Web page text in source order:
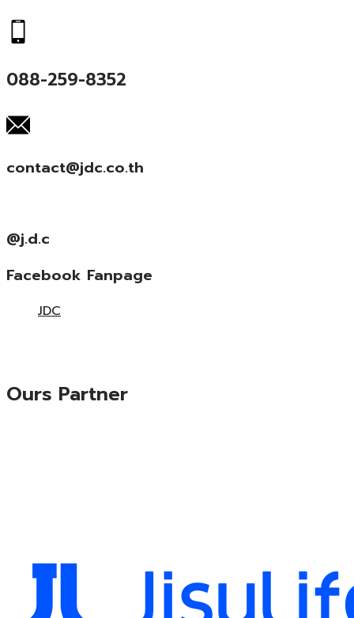
088-259-8352
contact@jdc.co.th
@j.d.c
Facebook Fanpage
JDC
Ours Partner